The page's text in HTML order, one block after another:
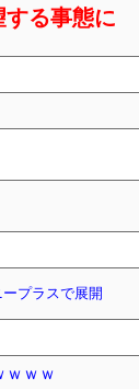
する事態に
プラスで展開
ｗｗｗ